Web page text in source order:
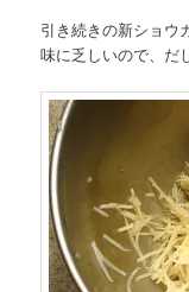
引き続きの新ショウ
味に乏しいので、だ